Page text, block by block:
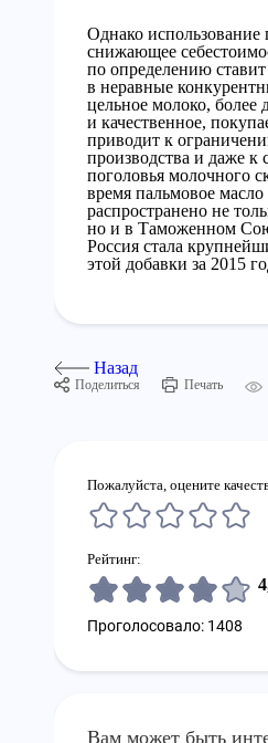
Однако использование
снижающее
по определению
в неравные
цельное молоко, более
и качественное,
приводит к
производства и даже
поголовья молочного
время пальмовое
распространено не
но и в Таможенном
Россия стала
этой добавки за 2015
Назад
Поделиться Печать
Пожалуйста, оцените
Рейтинг:
Проголосовало: 1408
Вам может быть